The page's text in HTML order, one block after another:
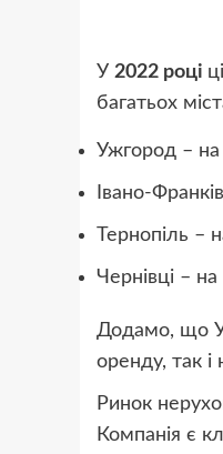
У 2022 році
багатьох
Ужгород – на
Івано-
Тернопіль –
Чернівці – на
Додамо, що
оренду, так і
Ринок
Компанія є